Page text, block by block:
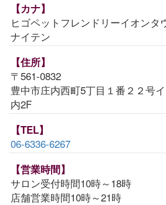
【カナ】
ヒゴペットフレンドリーイオンタ
ナイテン
【住所】
〒561-0832
豊中市庄内西町5丁目１番２２号
内2F
【TEL】
06-6336-6267
【営業時間】
サロン受付時間10時～18時
店舗営業時間10時～21時